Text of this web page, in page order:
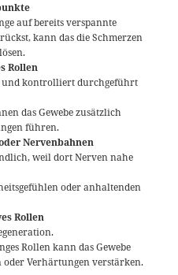
auf bereits verspannte
kann das die Schmerzen
Rollen
und kontrolliert durchgeführt
das Gewebe zusätzlich
führen.
Nervenbahnen
weil dort Nerven nahe
oder anhaltenden
Rollen
Rollen kann das Gewebe
Verhärtungen verstärken.